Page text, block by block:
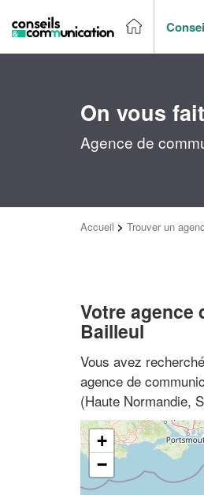
On vous
Agence de
Accueil > Trouver un
Votre agence
Bailleul
Vous avez
agence de
(Haute Normandie,
+
−